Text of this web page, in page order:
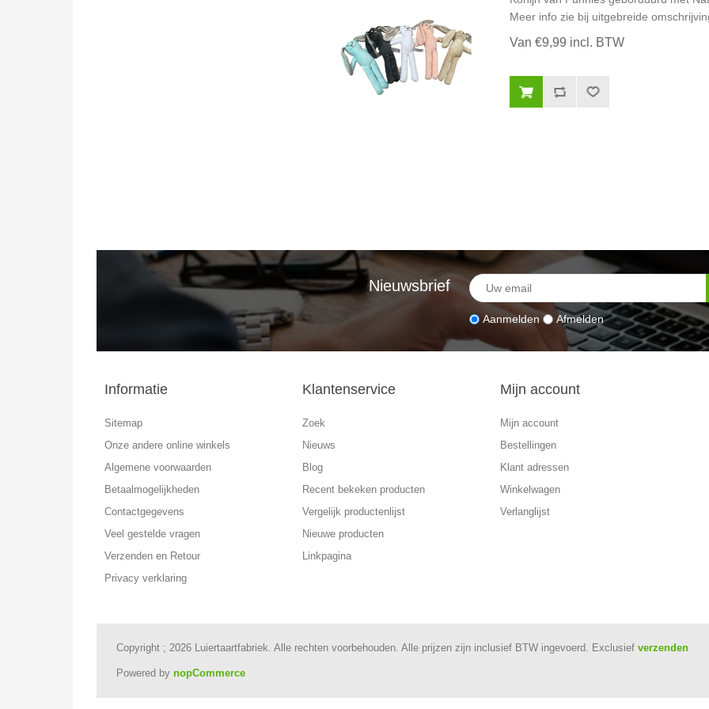
Meer info zie bij uitgebreide
Van €9,99 incl. BTW
Nieuwsbrief
Aanmelden Afmelden
Informatie
Sitemap
Onze andere online winkels
Algemene voorwaarden
Betaalmogelijkheden
Contactgegevens
Veel gestelde vragen
Verzenden en Retour
Privacy verklaring
Klantenservice
Zoek
Nieuws
Blog
Recent bekeken producten
Vergelijk productenlijst
Nieuwe producten
Linkpagina
Mijn account
Mijn account
Bestellingen
Klant adressen
Winkelwagen
Verlanglijst
Copyright ; 2026 Luiertaartfabriek. Alle rechten voorbehouden. Alle prijzen zijn inclusief BTW ingevoerd. Exclusief verzenden
Powered by nopCommerce